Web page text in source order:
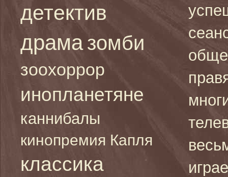
детектив
драма зомби
зоохоррор
инопланетяне
каннибалы
кинопремия Капля
классика